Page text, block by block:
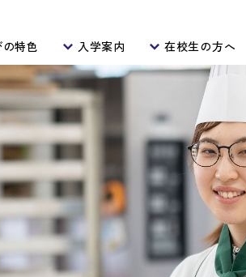
特色 入学案内 在校生の方へ